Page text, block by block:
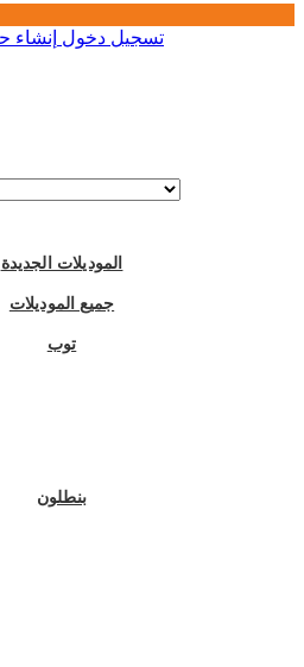
تسجيل دخول
الموديلات الجديدة
جميع الموديلات
توب
بنطلون